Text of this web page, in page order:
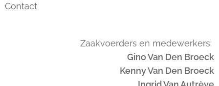
Contact
Zaakvoerders en medewerkers:
Gino Van Den Broeck
Kenny Van Den Broeck